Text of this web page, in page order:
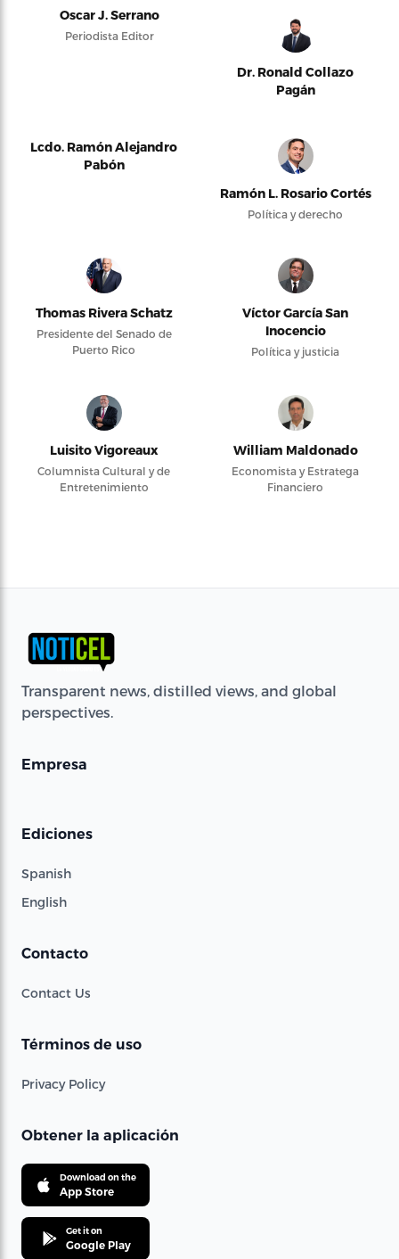
Oscar J. Serrano
Periodista Editor
Dr. Ronald Collazo
Pagán
Lcdo. Ramón Alejandro
Pabón
Ramón L. Rosario Cortés
Política y derecho
Thomas Rivera Schatz
Presidente del Senado de
Puerto Rico
Víctor García San
Inocencio
Política y justicia
Luisito Vigoreaux
Columnista Cultural y de
Entretenimiento
William Maldonado
Economista y Estratega
Financiero
Transparent news, distilled views, and global
perspectives.
Empresa
Ediciones
Spanish
English
Contacto
Contact Us
Términos de uso
Privacy Policy
Obtener la aplicación
Download on the
App Store
Get it on
Google Play